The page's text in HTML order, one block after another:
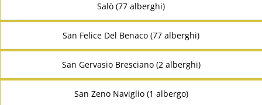
Salò (77 alberghi)
San Felice Del Benaco (77 alberghi)
San Gervasio Bresciano (2 alberghi)
San Zeno Naviglio (1 albergo)